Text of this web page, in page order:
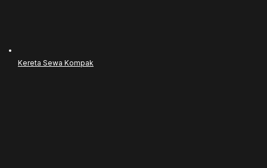
Kereta Sewa Kompak